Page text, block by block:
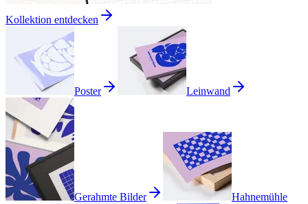
Kollektion entdecken
Poster Leinwand
Gerahmte Bilder Hahnemühle